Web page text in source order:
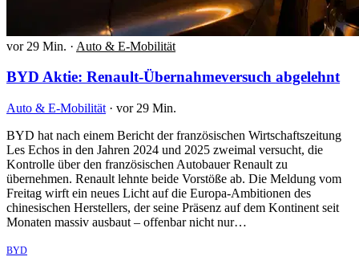
vor 29 Min. · Auto & E-Mobilität
BYD Aktie: Renault-Übernahmeversuch abgelehnt
Auto & E-Mobilität · vor 29 Min.
BYD hat nach einem Bericht der französischen Wirtschaftszeitung
Les Echos in den Jahren 2024 und 2025 zweimal versucht, die
Kontrolle über den französischen Autobauer Renault zu
übernehmen. Renault lehnte beide Vorstöße ab. Die Meldung vom
Freitag wirft ein neues Licht auf die Europa-Ambitionen des
chinesischen Herstellers, der seine Präsenz auf dem Kontinent seit
Monaten massiv ausbaut – offenbar nicht nur…
BYD